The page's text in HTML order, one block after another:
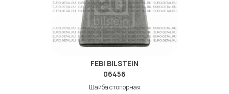
FEBI BILSTEIN
06456
Шайба стопорная